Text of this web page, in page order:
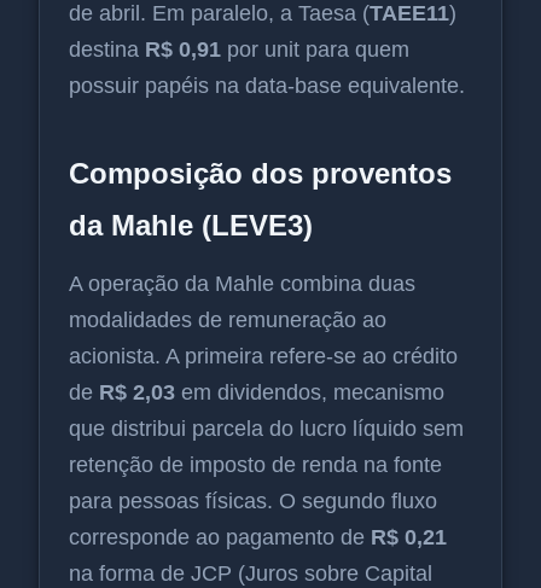
de abril. Em paralelo, a Taesa (TAEE11)
destina R$ 0,91 por unit para quem
possuir papéis na data-base equivalente.
Composição dos proventos
da Mahle (LEVE3)
A operação da Mahle combina duas
modalidades de remuneração ao
acionista. A primeira refere-se ao crédito
de R$ 2,03 em dividendos, mecanismo
que distribui parcela do lucro líquido sem
retenção de imposto de renda na fonte
para pessoas físicas. O segundo fluxo
corresponde ao pagamento de R$ 0,21
na forma de JCP (Juros sobre Capital